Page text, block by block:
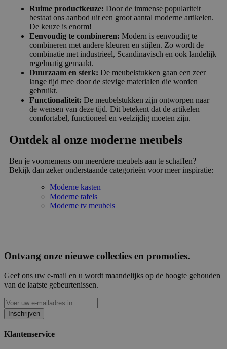
Ruime productkeuze: Door de immense populariteit
bestaat ons aanbod uit een groot aantal moderne artikelen.
De keuze is enorm!
Eenvoudig te combineren: Modern is eenvoudig te
combineren met andere kleuren en stijlen. Zo wordt de
combinatie met industrieel, Scandinavisch en ook landelijk
regelmatig gemaakt.
Duurzaam en sterk: De meubelstukken gaan een zeer
lange tijd mee door de stevige materialen die worden
gebruikt.
Functionaliteit: De meubelstukken zijn ontworpen naar
de wensen van deze tijd. Dit betekent dat de artikelen
comfortabel, functioneel en veelzijdig moeten zijn.
Ontdek al onze moderne meubels
Ben je voornemens om meerdere meubels aan te schaffen?
Bekijk dan zeker onderstaande categorieën voor meer inspiratie:
Moderne kasten
Moderne tafels
Moderne tv meubels
Ontvang onze nieuwe collecties en promoties.
Geef ons uw e-mail en u wordt maandelijks op de hoogte gehouden
van de laatste gebeurtenissen.
Inschrijven
Klantenservice